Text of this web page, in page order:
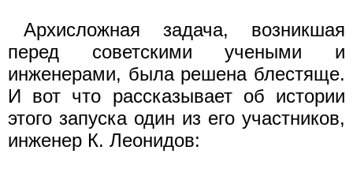
Архисложная задача, возникшая
перед советскими учеными и
инженерами, была решена блестяще.
И вот что рассказывает об истории
этого запуска один из его участников,
инженер К. Леонидов: